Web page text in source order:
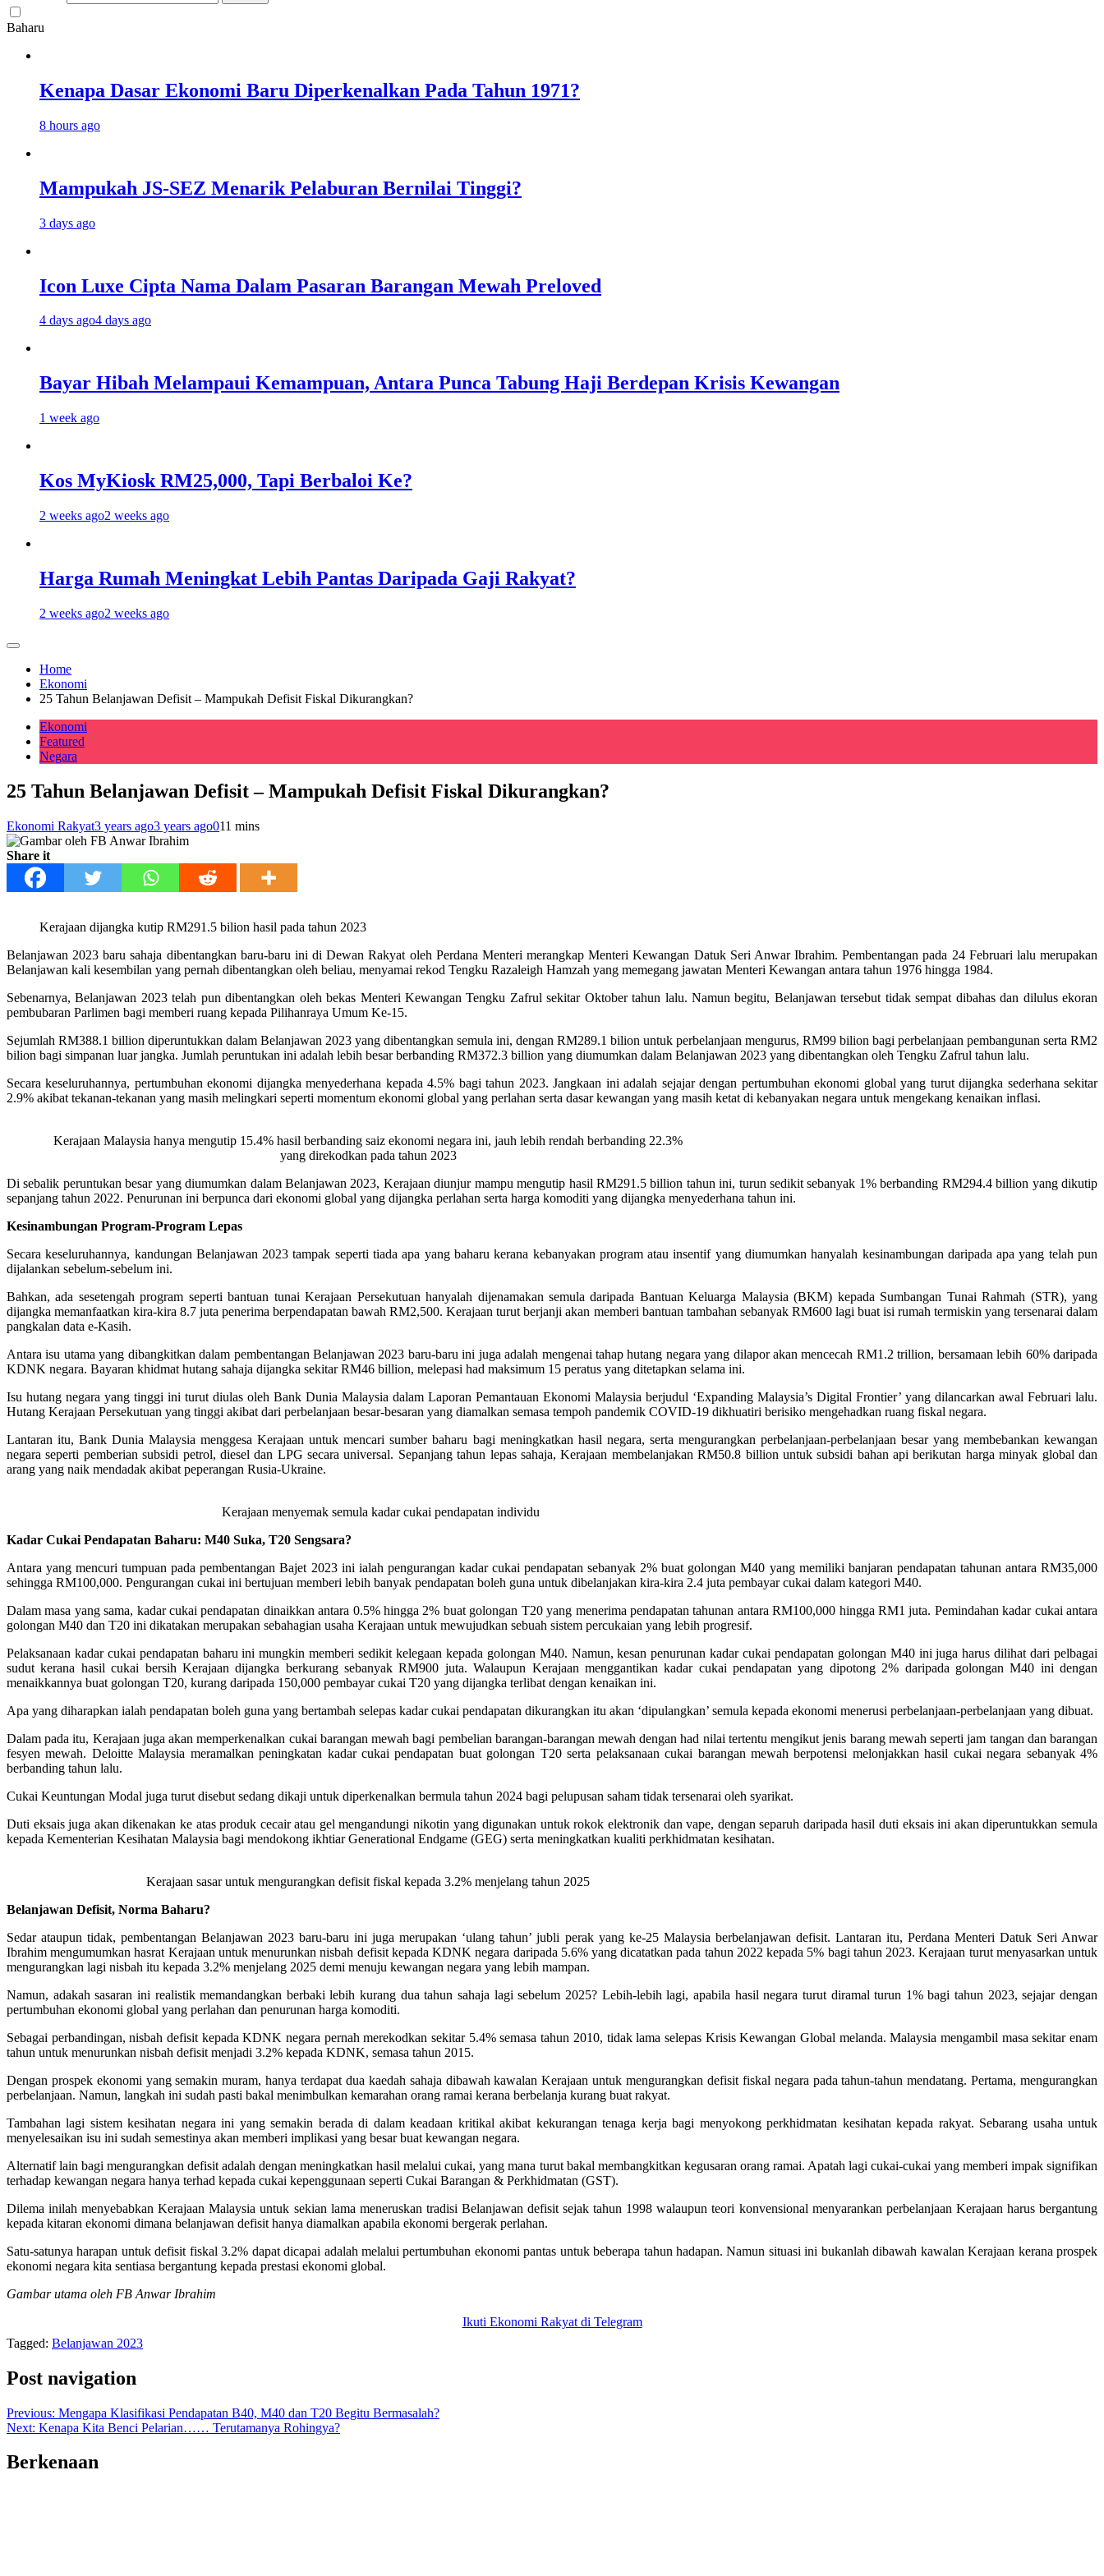
Baharu
Kenapa Dasar Ekonomi Baru Diperkenalkan Pada Tahun 1971?
8 hours ago
Mampukah JS-SEZ Menarik Pelaburan Bernilai Tinggi?
3 days ago
Icon Luxe Cipta Nama Dalam Pasaran Barangan Mewah Preloved
4 days ago4 days ago
Bayar Hibah Melampaui Kemampuan, Antara Punca Tabung Haji Berdepan Krisis Kewangan
1 week ago
Kos MyKiosk RM25,000, Tapi Berbaloi Ke?
2 weeks ago2 weeks ago
Harga Rumah Meningkat Lebih Pantas Daripada Gaji Rakyat?
2 weeks ago2 weeks ago
Home
Ekonomi
25 Tahun Belanjawan Defisit – Mampukah Defisit Fiskal Dikurangkan?
Ekonomi
Featured
Negara
25 Tahun Belanjawan Defisit – Mampukah Defisit Fiskal Dikurangkan?
Ekonomi Rakyat3 years ago3 years ago011 mins
Share it
Kerajaan dijangka kutip RM291.5 bilion hasil pada tahun 2023
Belanjawan 2023 baru sahaja dibentangkan baru-baru ini di Dewan Rakyat oleh Perdana Menteri merangkap Menteri Kewangan Datuk Seri Anwar Ibrahim. Pembentangan pada 24 Februari lalu merupakan
Belanjawan kali kesembilan yang pernah dibentangkan oleh beliau, menyamai rekod Tengku Razaleigh Hamzah yang memegang jawatan Menteri Kewangan antara tahun 1976 hingga 1984.
Sebenarnya, Belanjawan 2023 telah pun dibentangkan oleh bekas Menteri Kewangan Tengku Zafrul sekitar Oktober tahun lalu. Namun begitu, Belanjawan tersebut tidak sempat dibahas dan dilulus ekoran
pembubaran Parlimen bagi memberi ruang kepada Pilihanraya Umum Ke-15.
Sejumlah RM388.1 billion diperuntukkan dalam Belanjawan 2023 yang dibentangkan semula ini, dengan RM289.1 bilion untuk perbelanjaan mengurus, RM99 bilion bagi perbelanjaan pembangunan serta RM2
bilion bagi simpanan luar jangka. Jumlah peruntukan ini adalah lebih besar berbanding RM372.3 billion yang diumumkan dalam Belanjawan 2023 yang dibentangkan oleh Tengku Zafrul tahun lalu.
Secara keseluruhannya, pertumbuhan ekonomi dijangka menyederhana kepada 4.5% bagi tahun 2023. Jangkaan ini adalah sejajar dengan pertumbuhan ekonomi global yang turut dijangka sederhana sekitar
2.9% akibat tekanan-tekanan yang masih melingkari seperti momentum ekonomi global yang perlahan serta dasar kewangan yang masih ketat di kebanyakan negara untuk mengekang kenaikan inflasi.
Kerajaan Malaysia hanya mengutip 15.4% hasil berbanding saiz ekonomi negara ini, jauh lebih rendah berbanding 22.3%
yang direkodkan pada tahun 2023
Di sebalik peruntukan besar yang diumumkan dalam Belanjawan 2023, Kerajaan diunjur mampu mengutip hasil RM291.5 billion tahun ini, turun sedikit sebanyak 1% berbanding RM294.4 billion yang dikutip
sepanjang tahun 2022. Penurunan ini berpunca dari ekonomi global yang dijangka perlahan serta harga komoditi yang dijangka menyederhana tahun ini.
Kesinambungan Program-Program Lepas
Secara keseluruhannya, kandungan Belanjawan 2023 tampak seperti tiada apa yang baharu kerana kebanyakan program atau insentif yang diumumkan hanyalah kesinambungan daripada apa yang telah pun
dijalankan sebelum-sebelum ini.
Bahkan, ada sesetengah program seperti bantuan tunai Kerajaan Persekutuan hanyalah dijenamakan semula daripada Bantuan Keluarga Malaysia (BKM) kepada Sumbangan Tunai Rahmah (STR), yang
dijangka memanfaatkan kira-kira 8.7 juta penerima berpendapatan bawah RM2,500. Kerajaan turut berjanji akan memberi bantuan tambahan sebanyak RM600 lagi buat isi rumah termiskin yang tersenarai dalam
pangkalan data e-Kasih.
Antara isu utama yang dibangkitkan dalam pembentangan Belanjawan 2023 baru-baru ini juga adalah mengenai tahap hutang negara yang dilapor akan mencecah RM1.2 trillion, bersamaan lebih 60% daripada
KDNK negara. Bayaran khidmat hutang sahaja dijangka sekitar RM46 billion, melepasi had maksimum 15 peratus yang ditetapkan selama ini.
Isu hutang negara yang tinggi ini turut diulas oleh Bank Dunia Malaysia dalam Laporan Pemantauan Ekonomi Malaysia berjudul ‘Expanding Malaysia’s Digital Frontier’ yang dilancarkan awal Februari lalu.
Hutang Kerajaan Persekutuan yang tinggi akibat dari perbelanjaan besar-besaran yang diamalkan semasa tempoh pandemik COVID-19 dikhuatiri berisiko mengehadkan ruang fiskal negara.
Lantaran itu, Bank Dunia Malaysia menggesa Kerajaan untuk mencari sumber baharu bagi meningkatkan hasil negara, serta mengurangkan perbelanjaan-perbelanjaan besar yang membebankan kewangan
negara seperti pemberian subsidi petrol, diesel dan LPG secara universal. Sepanjang tahun lepas sahaja, Kerajaan membelanjakan RM50.8 billion untuk subsidi bahan api berikutan harga minyak global dan
arang yang naik mendadak akibat peperangan Rusia-Ukraine.
Kerajaan menyemak semula kadar cukai pendapatan individu
Kadar Cukai Pendapatan Baharu: M40 Suka, T20 Sengsara?
Antara yang mencuri tumpuan pada pembentangan Bajet 2023 ini ialah pengurangan kadar cukai pendapatan sebanyak 2% buat golongan M40 yang memiliki banjaran pendapatan tahunan antara RM35,000
sehingga RM100,000. Pengurangan cukai ini bertujuan memberi lebih banyak pendapatan boleh guna untuk dibelanjakan kira-kira 2.4 juta pembayar cukai dalam kategori M40.
Dalam masa yang sama, kadar cukai pendapatan dinaikkan antara 0.5% hingga 2% buat golongan T20 yang menerima pendapatan tahunan antara RM100,000 hingga RM1 juta. Pemindahan kadar cukai antara
golongan M40 dan T20 ini dikatakan merupakan sebahagian usaha Kerajaan untuk mewujudkan sebuah sistem percukaian yang lebih progresif.
Pelaksanaan kadar cukai pendapatan baharu ini mungkin memberi sedikit kelegaan kepada golongan M40. Namun, kesan penurunan kadar cukai pendapatan golongan M40 ini juga harus dilihat dari pelbagai
sudut kerana hasil cukai bersih Kerajaan dijangka berkurang sebanyak RM900 juta. Walaupun Kerajaan menggantikan kadar cukai pendapatan yang dipotong 2% daripada golongan M40 ini dengan
menaikkannya buat golongan T20, kurang daripada 150,000 pembayar cukai T20 yang dijangka terlibat dengan kenaikan ini.
Apa yang diharapkan ialah pendapatan boleh guna yang bertambah selepas kadar cukai pendapatan dikurangkan itu akan ‘dipulangkan’ semula kepada ekonomi menerusi perbelanjaan-perbelanjaan yang dibuat.
Dalam pada itu, Kerajaan juga akan memperkenalkan cukai barangan mewah bagi pembelian barangan-barangan mewah dengan had nilai tertentu mengikut jenis barang mewah seperti jam tangan dan barangan
fesyen mewah. Deloitte Malaysia meramalkan peningkatan kadar cukai pendapatan buat golongan T20 serta pelaksanaan cukai barangan mewah berpotensi melonjakkan hasil cukai negara sebanyak 4%
berbanding tahun lalu.
Cukai Keuntungan Modal juga turut disebut sedang dikaji untuk diperkenalkan bermula tahun 2024 bagi pelupusan saham tidak tersenarai oleh syarikat.
Duti eksais juga akan dikenakan ke atas produk cecair atau gel mengandungi nikotin yang digunakan untuk rokok elektronik dan vape, dengan separuh daripada hasil duti eksais ini akan diperuntukkan semula
kepada Kementerian Kesihatan Malaysia bagi mendokong ikhtiar Generational Endgame (GEG) serta meningkatkan kualiti perkhidmatan kesihatan.
Kerajaan sasar untuk mengurangkan defisit fiskal kepada 3.2% menjelang tahun 2025
Belanjawan Defisit, Norma Baharu?
Sedar ataupun tidak, pembentangan Belanjawan 2023 baru-baru ini juga merupakan ‘ulang tahun’ jubli perak yang ke-25 Malaysia berbelanjawan defisit. Lantaran itu, Perdana Menteri Datuk Seri Anwar
Ibrahim mengumumkan hasrat Kerajaan untuk menurunkan nisbah defisit kepada KDNK negara daripada 5.6% yang dicatatkan pada tahun 2022 kepada 5% bagi tahun 2023. Kerajaan turut menyasarkan untuk
mengurangkan lagi nisbah itu kepada 3.2% menjelang 2025 demi menuju kewangan negara yang lebih mampan.
Namun, adakah sasaran ini realistik memandangkan berbaki lebih kurang dua tahun sahaja lagi sebelum 2025? Lebih-lebih lagi, apabila hasil negara turut diramal turun 1% bagi tahun 2023, sejajar dengan
pertumbuhan ekonomi global yang perlahan dan penurunan harga komoditi.
Sebagai perbandingan, nisbah defisit kepada KDNK negara pernah merekodkan sekitar 5.4% semasa tahun 2010, tidak lama selepas Krisis Kewangan Global melanda. Malaysia mengambil masa sekitar enam
tahun untuk menurunkan nisbah defisit menjadi 3.2% kepada KDNK, semasa tahun 2015.
Dengan prospek ekonomi yang semakin muram, hanya terdapat dua kaedah sahaja dibawah kawalan Kerajaan untuk mengurangkan defisit fiskal negara pada tahun-tahun mendatang. Pertama, mengurangkan
perbelanjaan. Namun, langkah ini sudah pasti bakal menimbulkan kemarahan orang ramai kerana berbelanja kurang buat rakyat.
Tambahan lagi sistem kesihatan negara ini yang semakin berada di dalam keadaan kritikal akibat kekurangan tenaga kerja bagi menyokong perkhidmatan kesihatan kepada rakyat. Sebarang usaha untuk
menyelesaikan isu ini sudah semestinya akan memberi implikasi yang besar buat kewangan negara.
Alternatif lain bagi mengurangkan defisit adalah dengan meningkatkan hasil melalui cukai, yang mana turut bakal membangkitkan kegusaran orang ramai. Apatah lagi cukai-cukai yang memberi impak signifikan
terhadap kewangan negara hanya terhad kepada cukai kepenggunaan seperti Cukai Barangan & Perkhidmatan (GST).
Dilema inilah menyebabkan Kerajaan Malaysia untuk sekian lama meneruskan tradisi Belanjawan defisit sejak tahun 1998 walaupun teori konvensional menyarankan perbelanjaan Kerajaan harus bergantung
kepada kitaran ekonomi dimana belanjawan defisit hanya diamalkan apabila ekonomi bergerak perlahan.
Satu-satunya harapan untuk defisit fiskal 3.2% dapat dicapai adalah melalui pertumbuhan ekonomi pantas untuk beberapa tahun hadapan. Namun situasi ini bukanlah dibawah kawalan Kerajaan kerana prospek
ekonomi negara kita sentiasa bergantung kepada prestasi ekonomi global.
Gambar utama oleh FB Anwar Ibrahim
Ikuti Ekonomi Rakyat di Telegram
Tagged: Belanjawan 2023
Post navigation
Previous: Mengapa Klasifikasi Pendapatan B40, M40 dan T20 Begitu Bermasalah?
Next: Kenapa Kita Benci Pelarian…… Terutamanya Rohingya?
Berkenaan